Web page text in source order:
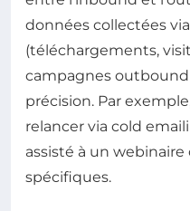
données collectées
(téléchargements,
campagnes
précision. Par
relancer via cold
assisté à un
spécifiques.